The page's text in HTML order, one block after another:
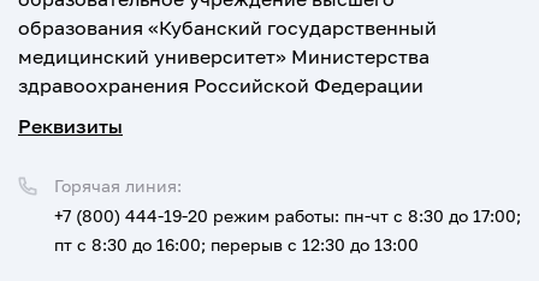
образования «Кубанский государственный
медицинский университет» Министерства
здравоохранения Российской Федерации
Реквизиты
Горячая линия:
+7 (800) 444-19-20 режим работы: пн-чт с 8:30 до 17:00;
пт с 8:30 до 16:00; перерыв с 12:30 до 13:00